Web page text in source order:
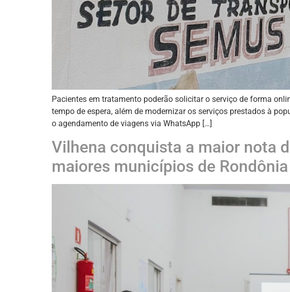
Pacientes em tratamento poderão solicitar o serviço de forma
tempo de espera, além de modernizar os serviços prestados à
o agendamento de viagens via WhatsApp […]
Vilhena conquista a maior nota
maiores municípios de Rondônia